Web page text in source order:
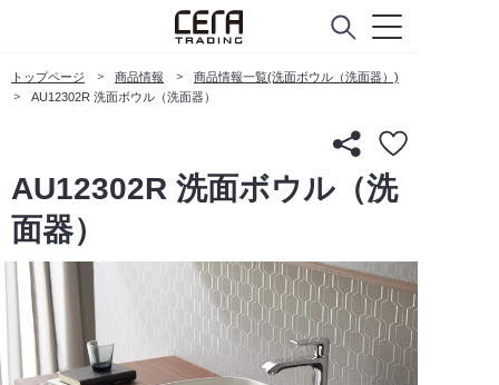
トップページ 商品情報
商品情報一覧(洗面ボウル（洗面器）)
AU12302R 洗面ボウル（洗面器）
AU12302R 洗面ボウル（洗
面器）